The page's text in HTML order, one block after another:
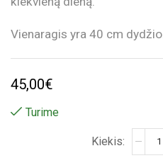
Vienaragis yra 40 cm dydžio.
45,00€
Turime